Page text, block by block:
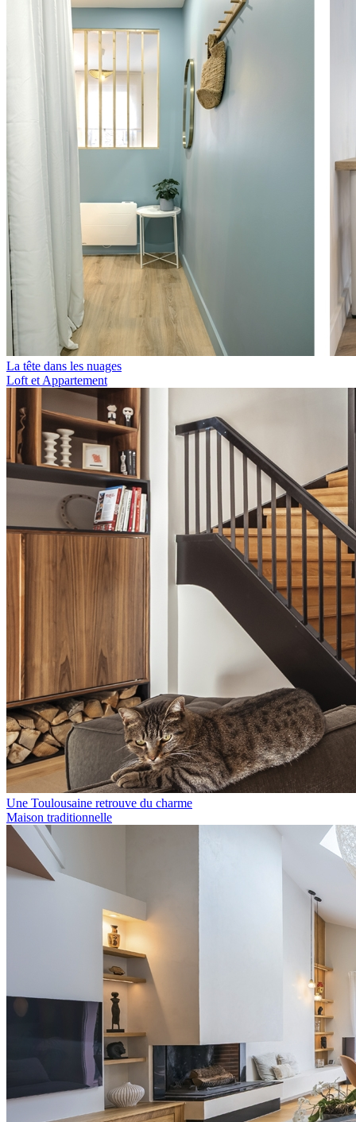
La tête dans les nuages
Loft et Appartement
Une Toulousaine retrouve du charme
Maison traditionnelle